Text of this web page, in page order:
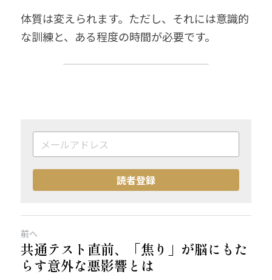
体質は変えられます。ただし、それには意識的
な訓練と、ある程度の時間が必要です。
読者登録
前へ
共通テスト直前、「焦り」が脳にもた
らす意外な悪影響とは